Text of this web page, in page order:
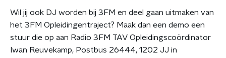
Wil jij ook DJ worden bij 3FM en deel gaan uitmaken van
het 3FM Opleidingentraject? Maak dan een demo een
stuur die op aan Radio 3FM TAV Opleidingscoördinator
Iwan Reuvekamp, Postbus 26444, 1202 JJ in